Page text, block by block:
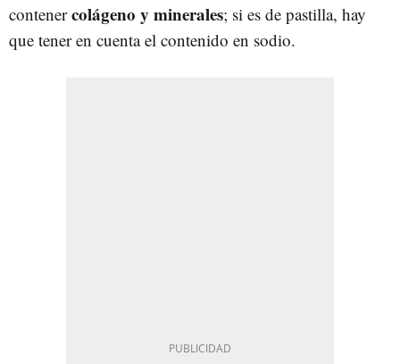
contenercolágeno y minerales; si es de pastilla, hay
que tener en cuenta el contenido en sodio.